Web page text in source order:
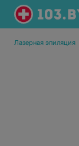
Лазерная эпиляция